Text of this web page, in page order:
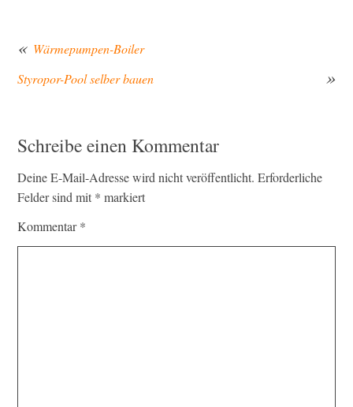
Wärmepumpen-Boiler
Styropor-Pool selber bauen
Schreibe einen Kommentar
Deine E-Mail-Adresse wird nicht veröffentlicht. Erforderliche
Felder sind mit * markiert
Kommentar*